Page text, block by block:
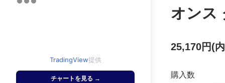
TradingView提供
チャートを見る →
オンス
25,170円(
購入数